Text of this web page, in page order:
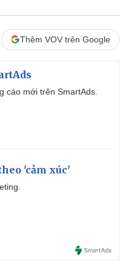
Thêm VOV trên Google
cáo mới trên SmartAds.
'cảm xúc'